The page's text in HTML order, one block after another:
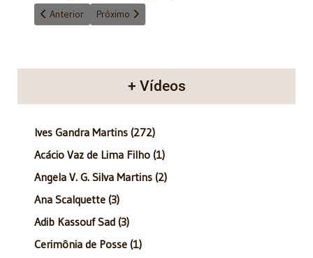
Artigo anterior: Anatomia do Poder - 18/05/2014
Anterior Próximo artigo: Anatomia do Poder - 29/06/2014
Próximo
+ Vídeos
Ives Gandra Martins (272)
Acácio Vaz de Lima Filho (1)
Angela V. G. Silva Martins (2)
Ana Scalquette (3)
Adib Kassouf Sad (3)
Cerimônia de Posse (1)